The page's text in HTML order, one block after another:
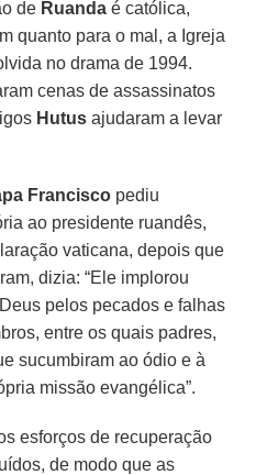
de Ruanda é católica,
quanto para o mal, a Igreja
no drama de 1994.
cenas de assassinatos
Hutus ajudaram a levar
Francisco pediu
ao presidente ruandês,
vaticana, depois que
dizia: “Ele implorou
pelos pecados e falhas
entre os quais padres,
sucumbiram ao ódio e à
missão evangélica”.
esforços de recuperação
de modo que as